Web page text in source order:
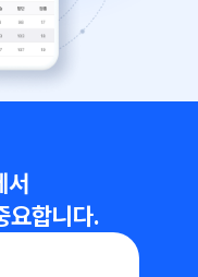
서
요합니다.